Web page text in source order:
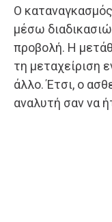
Ο
μέσω
προβολή. Η
τη μεταχείριση
άλλο. Έτσι, ο
αναλυτή σαν να